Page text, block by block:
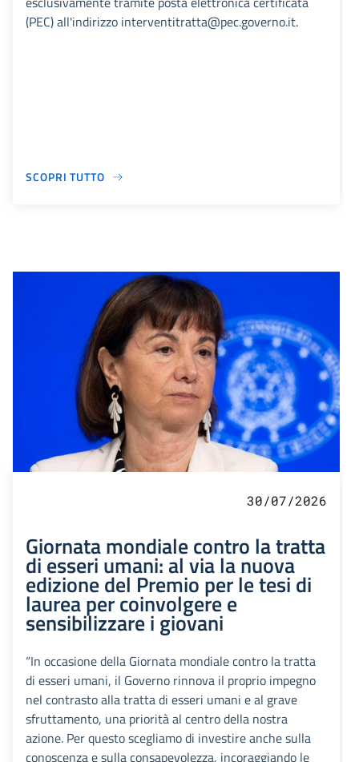
(PEC) all'indirizzo interventitratta@pec.governo.it.
SCOPRI TUTTO
30/07/2026
Giornata mondiale contro la tratta
di esseri umani: al via la nuova
edizione del Premio per le tesi di
laurea per coinvolgere e
sensibilizzare i giovani
“In occasione della Giornata mondiale contro la tratta
di esseri umani, il Governo rinnova il proprio impegno
nel contrasto alla tratta di esseri umani e al grave
sfruttamento, una priorità al centro della nostra
azione. Per questo scegliamo di investire anche sulla
conoscenza e sulla consapevolezza, incoraggiando le